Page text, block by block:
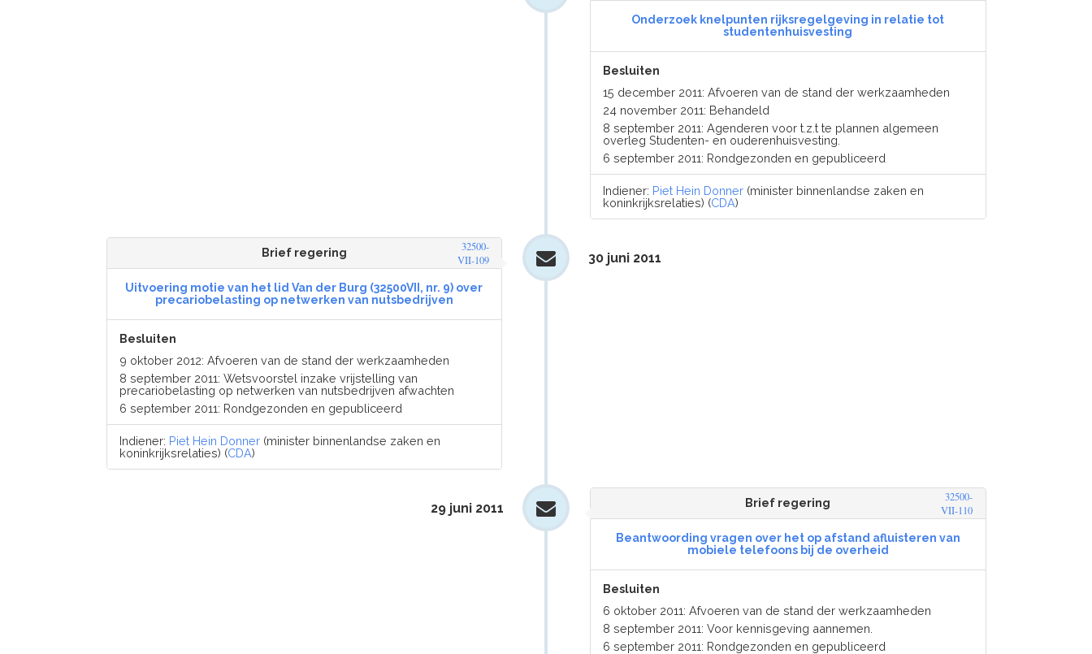
Onderzoek knelpunten rijksregelgeving in relatie tot
studentenhuisvesting
Besluiten
15 december 2011: Afvoeren van de stand der werkzaamheden
24 november 2011: Behandeld
8 september 2011: Agenderen voor t.z.t te plannen algemeen
overleg Studenten- en ouderenhuisvesting.
6 september 2011: Rondgezonden en gepubliceerd
Indiener: Piet Hein Donner (minister binnenlandse zaken en
koninkrijksrelaties) (CDA)
Brief regering
32500-
VII-109
Uitvoering motie van het lid Van der Burg (32500VII, nr. 9) over
precariobelasting op netwerken van nutsbedrijven
Besluiten
9 oktober 2012: Afvoeren van de stand der werkzaamheden
8 september 2011: Wetsvoorstel inzake vrijstelling van
precariobelasting op netwerken van nutsbedrijven afwachten
6 september 2011: Rondgezonden en gepubliceerd
Indiener: Piet Hein Donner(minister binnenlandse zaken en
koninkrijksrelaties) (CDA)
30 juni 2011
Brief regering
32500-
VII-110
Beantwoording vragen over het op afstand afluisteren van
mobiele telefoons bij de overheid
Besluiten
6 oktober 2011: Afvoeren van de stand der werkzaamheden
8 september 2011: Voor kennisgeving aannemen.
6 september 2011: Rondgezonden en gepubliceerd
29 juni 2011